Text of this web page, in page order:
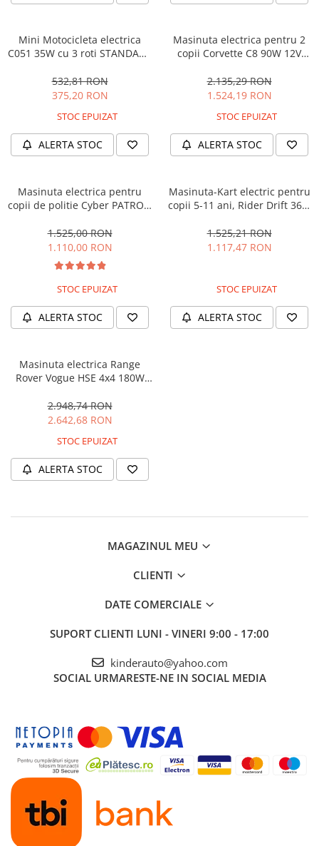
Mini Motocicleta electrica
C051 35W cu 3 roti STANDARD
532,81 RON
375,20 RON
STOC EPUIZAT
ALERTA STOC
Masinuta electrica pentru 2
copii Corvette C8 90W 12V
2.135,29 RON
1.524,19 RON
STOC EPUIZAT
ALERTA STOC
Masinuta electrica pentru
copii de politie Cyber PATROL,
90W, 12V, Black & White
1.525,00 RON
1.110,00 RON
STOC EPUIZAT
ALERTA STOC
Masinuta-Kart electric pentru
copii 5-11 ani, Rider Drift 360,
1.525,21 RON
1.117,47 RON
STOC EPUIZAT
ALERTA STOC
Masinuta electrica Range
Rover Vogue HSE 4x4 180W
2.948,74 RON
2.642,68 RON
STOC EPUIZAT
ALERTA STOC
MAGAZINUL MEU
CLIENTI
DATE COMERCIALE
SUPORT CLIENTI LUNI - VINERI 9:00 - 17:00
kinderauto@yahoo.com
SOCIAL URMARESTE-NE IN SOCIAL MEDIA